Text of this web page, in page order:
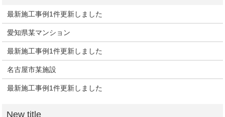
最新施工事例1件更新しました
愛知県某マンション
最新施工事例1件更新しました
名古屋市某施設
最新施工事例1件更新しました